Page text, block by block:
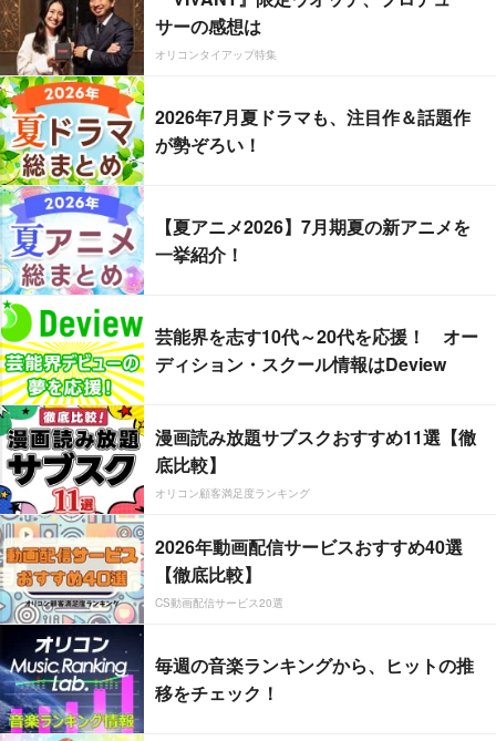
サーの感想は
オリコンタイアップ特集
2026年7月夏ドラマも、注目作＆話題作
が勢ぞろい！
【夏アニメ2026】7月期夏の新アニメを
一挙紹介！
芸能界を志す10代～20代を応援！ オー
ディション・スクール情報はDeview
漫画読み放題サブスクおすすめ11選【徹
底比較】
オリコン顧客満足度ランキング
2026年動画配信サービスおすすめ40選
【徹底比較】
CS動画配信サービス20選
毎週の音楽ランキングから、ヒットの推
移をチェック！